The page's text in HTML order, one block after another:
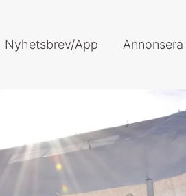
Nyhetsbrev/App Annonsera